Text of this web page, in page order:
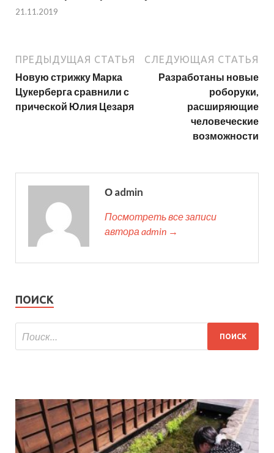
21.11.2019
ПРЕДЫДУЩАЯ СТАТЬЯ
Новую стрижку Марка
Цукерберга сравнили с
прической Юлия Цезаря
СЛЕДУЮЩАЯ СТАТЬЯ
Разработаны новые
роборуки,
расширяющие
человеческие
возможности
О admin
Посмотреть все записи
автора admin →
ПОИСК